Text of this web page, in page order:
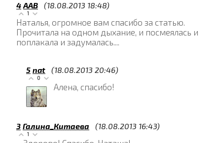
4 AAB (18.08.2013 18:48)
1
Наталья, огромное вам спасибо за статью.
Прочитала на одном дыхание, и посмеялась и
поплакала и задумалась....
5 nat (18.08.2013 20:46)
0
Алена, спасибо!
3 Галина_Китаева (18.08.2013 16:43)
1